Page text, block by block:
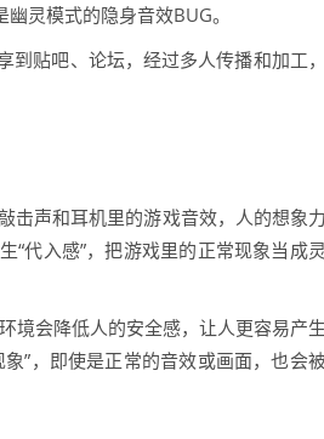
灵模式的隐身音效BUG。
贴吧、论坛，经过多人传播和加工，
击声和耳机里的游戏音效，人的想象力
“代入感”，把游戏里的正常现象当成灵
境会降低人的安全感，让人更容易产生
”，即使是正常的音效或画面，也会